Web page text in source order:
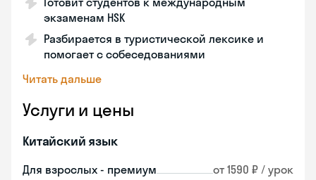
экзаменам HSK
Разбирается в туристической лексике и
помогает с собеседованиями
Читать дальше
Услуги и цены
Китайский язык
Для взрослых - премиум от 1590 ₽ / урок